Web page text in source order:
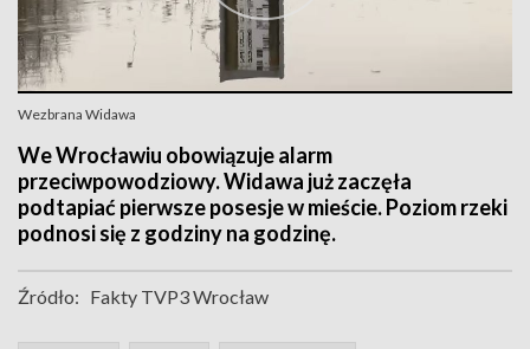
Wezbrana Widawa
We Wrocławiu obowiązuje alarm
przeciwpowodziowy. Widawa już zaczęła
podtapiać pierwsze posesje w mieście. Poziom rzeki
podnosi się z godziny na godzinę.
Źródło: Fakty TVP3 Wrocław